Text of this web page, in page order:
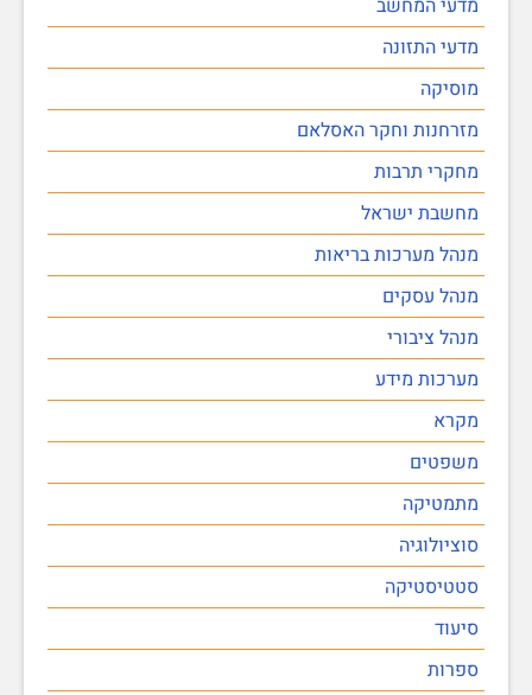
מדעי התזונה
מוסיקה
מזרחנות וחקר האסלאם
מחקרי תרבות
מחשבת ישראל
מנהל מערכות בריאות
מנהל עסקים
מנהל ציבורי
מערכות מידע
מקרא
משפטים
מתמטיקה
סוציולוגיה
סטטיסטיקה
סיעוד
ספרות